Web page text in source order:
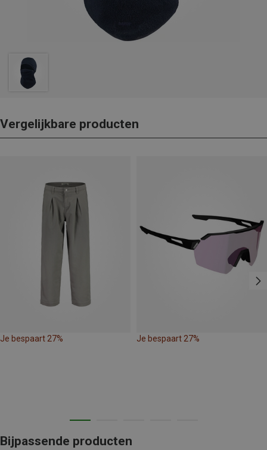
Vergelijkbare producten
Je bespaart 27% Je bespaart 27%
Bijpassende producten